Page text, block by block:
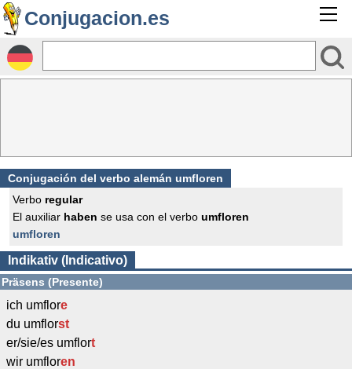
Conjugacion.es
Conjugación del verbo alemán umfloren
Verbo regular
El auxiliar haben se usa con el verbo umfloren
umfloren
Indikativ (Indicativo)
Präsens (Presente)
ich umflore
du umflorst
er/sie/es umflort
wir umfloren